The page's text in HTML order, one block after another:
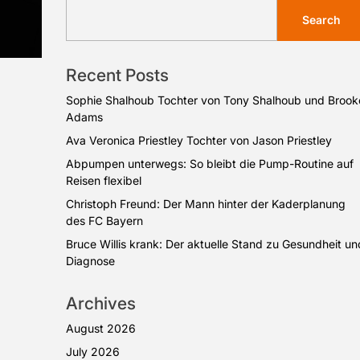
Search
Recent Posts
Sophie Shalhoub Tochter von Tony Shalhoub und
Adams
Ava Veronica Priestley Tochter von Jason Priestley
Abpumpen unterwegs: So bleibt die Pump-Routine auf
Reisen flexibel
Christoph Freund: Der Mann hinter der Kaderplanung
des FC Bayern
Bruce Willis krank: Der aktuelle Stand zu Gesundheit
Diagnose
Archives
August 2026
July 2026